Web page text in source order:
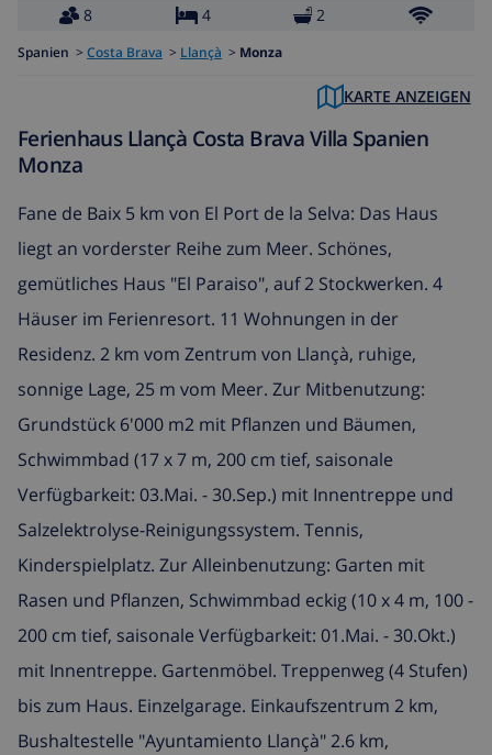
8
4 2
Spanien > Costa Brava > Llançà > Monza
KARTE ANZEIGEN
Ferienhaus Llançà Costa Brava Villa Spanien
Monza
Fane de Baix 5 km von El Port de la Selva: Das Haus
liegt an vorderster Reihe zum Meer. Schönes,
gemütliches Haus "El Paraiso", auf 2 Stockwerken. 4
Häuser im Ferienresort. 11 Wohnungen in der
Residenz. 2 km vom Zentrum von Llançà, ruhige,
sonnige Lage, 25 m vom Meer. Zur Mitbenutzung:
Grundstück 6'000 m2 mit Pflanzen und Bäumen,
Schwimmbad (17 x 7 m, 200 cm tief, saisonale
Verfügbarkeit: 03.Mai. - 30.Sep.) mit Innentreppe und
Salzelektrolyse-Reinigungssystem. Tennis,
Kinderspielplatz. Zur Alleinbenutzung: Garten mit
Rasen und Pflanzen, Schwimmbad eckig (10 x 4 m, 100 -
200 cm tief, saisonale Verfügbarkeit: 01.Mai. - 30.Okt.)
mit Innentreppe. Gartenmöbel. Treppenweg (4 Stufen)
bis zum Haus. Einzelgarage. Einkaufszentrum 2 km,
Bushaltestelle "Ayuntamiento Llançà" 2.6 km,